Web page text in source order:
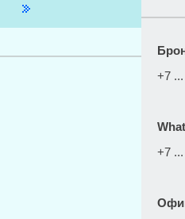
+7 ...
+7 ...